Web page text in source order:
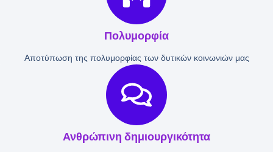
Πολυμορφία
Αποτύπωση της πολυμορφίας των δυτικών κοινωνιών μας
Ανθρώπινη δημιουργικότητα